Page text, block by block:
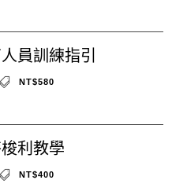
員訓練指引
NT$580
利教學
NT$400